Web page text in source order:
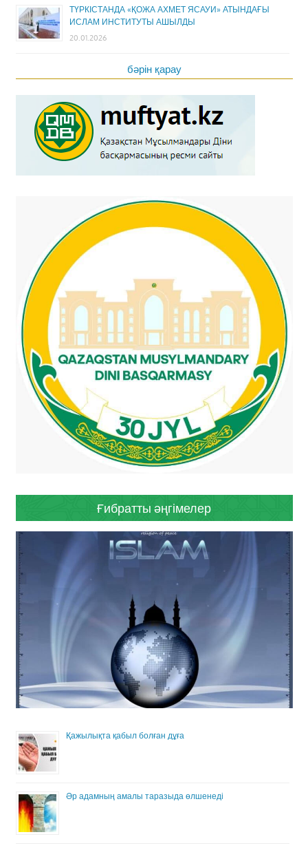
ТҮРКІСТАНДА «ҚОЖА АХМЕТ ЯСАУИ» АТЫНДАҒЫ
ИСЛАМ ИНСТИТУТЫ АШЫЛДЫ
20.01.2026
бәрін қарау
Ғибратты әңгімелер
Қажылықта қабыл болған дұға
Әр адамның амалы таразыда өлшенеді